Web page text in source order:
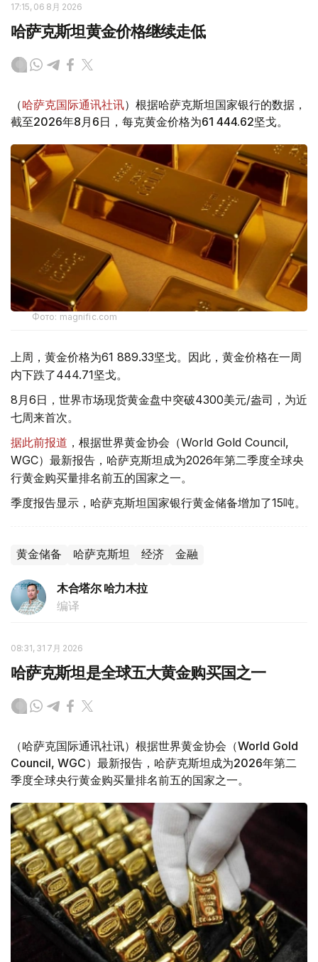
17:15, 06 8月 2026
哈萨克斯坦黄金价格继续走低
（哈萨克国际通讯社讯）根据哈萨克斯坦国家银行的数据，
截至2026年8月6日，每克黄金价格为61 444.62坚戈。
Фото: magnific.com
上周，黄金价格为61 889.33坚戈。因此，黄金价格在一周
内下跌了444.71坚戈。
8月6日，世界市场现货黄金盘中突破4300美元/盎司，为近
七周来首次。
据此前报道 ，根据世界黄金协会（World Gold Council,
WGC）最新报告，哈萨克斯坦成为2026年第二季度全球央
行黄金购买量排名前五的国家之一。
季度报告显示，哈萨克斯坦国家银行黄金储备增加了15吨。
黄金储备 哈萨克斯坦 经济 金融
木合塔尔 哈力木拉
编译
08:31, 31 7月 2026
哈萨克斯坦是全球五大黄金购买国之一
（哈萨克国际通讯社讯）根据世界黄金协会（World Gold
Council, WGC）最新报告，哈萨克斯坦成为2026年第二
季度全球央行黄金购买量排名前五的国家之一。